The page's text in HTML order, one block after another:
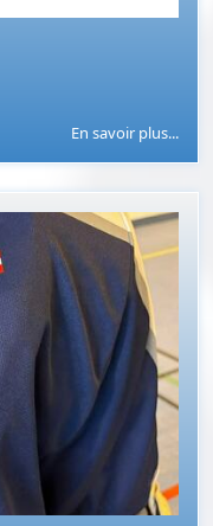
En savoir plus...